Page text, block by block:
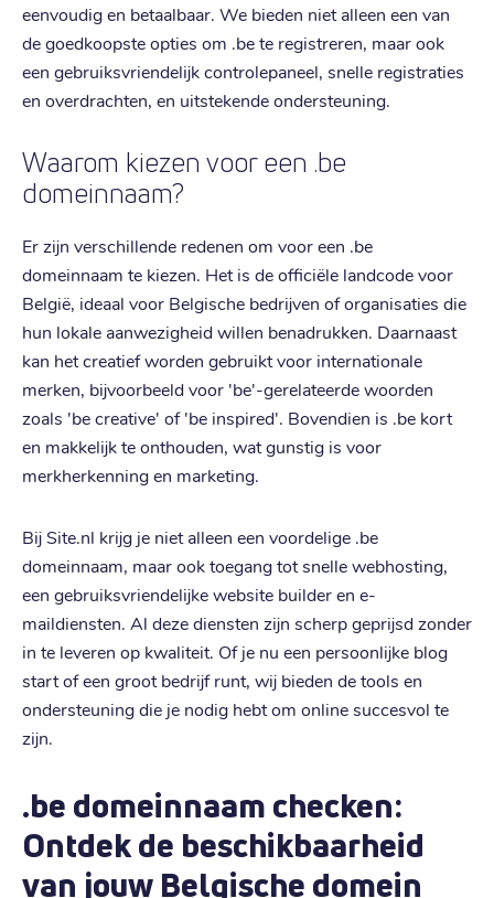
eenvoudig en betaalbaar. We bieden niet alleen een van
de goedkoopste opties om .be te registreren, maar ook
een gebruiksvriendelijk controlepaneel, snelle registraties
en overdrachten, en uitstekende ondersteuning.
Waarom kiezen voor een .be
domeinnaam?
Er zijn verschillende redenen om voor een .be
domeinnaam te kiezen. Het is de officiële landcode voor
België, ideaal voor Belgische bedrijven of organisaties die
hun lokale aanwezigheid willen benadrukken. Daarnaast
kan het creatief worden gebruikt voor internationale
merken, bijvoorbeeld voor 'be'-gerelateerde woorden
zoals 'be creative' of 'be inspired'. Bovendien is .be kort
en makkelijk te onthouden, wat gunstig is voor
merkherkenning en marketing.
Bij Site.nl krijg je niet alleen een voordelige .be
domeinnaam, maar ook toegang tot snelle webhosting,
een gebruiksvriendelijke website builder en e-
maildiensten. Al deze diensten zijn scherp geprijsd zonder
in te leveren op kwaliteit. Of je nu een persoonlijke blog
start of een groot bedrijf runt, wij bieden de tools en
ondersteuning die je nodig hebt om online succesvol te
zijn.
.be domeinnaam checken:
Ontdek de beschikbaarheid
van jouw Belgische domein